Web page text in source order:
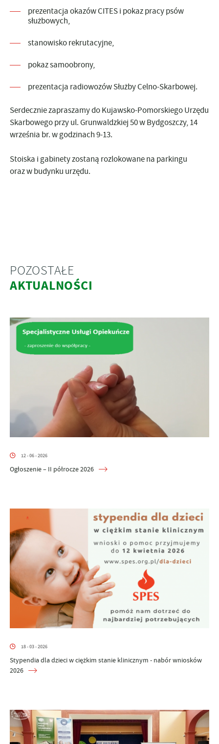
prezentacja okazów CITES i pokaz pracy psów
służbowych,
stanowisko rekrutacyjne,
pokaz samoobrony,
prezentacja radiowozów Służby Celno-Skarbowej.
Serdecznie zapraszamy do Kujawsko-Pomorskiego Urzędu
Skarbowego przy ul. Grunwaldzkiej 50 w Bydgoszczy, 14
września br. w godzinach 9-13.
Stoiska i gabinety zostaną rozlokowane na parkingu
oraz w budynku urzędu.
POZOSTAŁE
AKTUALNOŚCI
12 - 06 - 2026
Ogłoszenie – II półrocze 2026
18 - 03 - 2026
Stypendia dla dzieci w ciężkim stanie klinicznym - nabór wniosków
2026